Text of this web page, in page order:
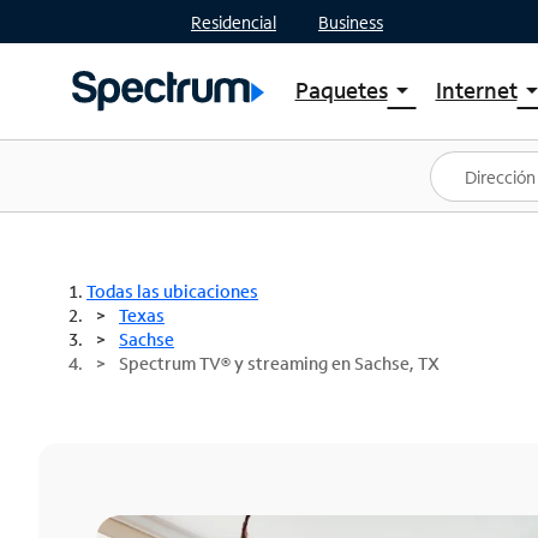
Residencial Business
Paquetesarrow_drop_down
Ver paquetes
Spectrum One
Mejores ofertas
Internetarrow_drop_down
Planes
Todas las ubicaciones
Texas
Sachse
Spectrum TV® y streaming en Sachse, TX